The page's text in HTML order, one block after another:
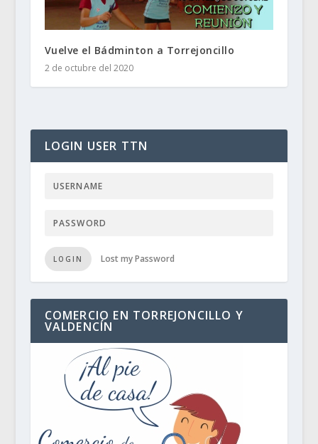
Vuelve el Bádminton a Torrejoncillo
2 de octubre del 2020
LOGIN USER TTN
LOGIN Lost my Password
COMERCIO EN TORREJONCILLO Y
VALDENCÍN